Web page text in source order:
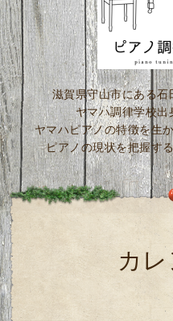
滋賀県守山市にある
ヤマハ調律学校出
ヤマハピアノの特徴を生
ピアノの現状を把握す
カ